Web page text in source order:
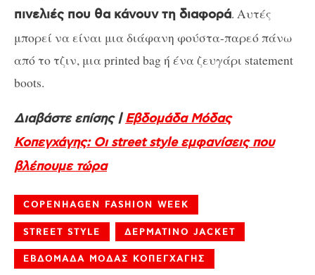
πινελιές που θα κάνουν τη διαφορά. Αυτές
μπορεί να είναι μια διάφανη φούστα-παρεό πάνω
από το τζιν, μια printed bag ή ένα ζευγάρι statement
boots.
Διαβάστε επίσης |Εβδομάδα Μόδας
Κοπεγχάγης: Οι street style εμφανίσεις που
βλέπουμε τώρα
COPENHAGEN FASHION WEEK
STREET STYLE ΔΕΡΜΑΤΙΝΟ JACKET
ΕΒΔΟΜΑΔΑ ΜΟΔΑΣ ΚΟΠΕΓΧΑΓΗΣ